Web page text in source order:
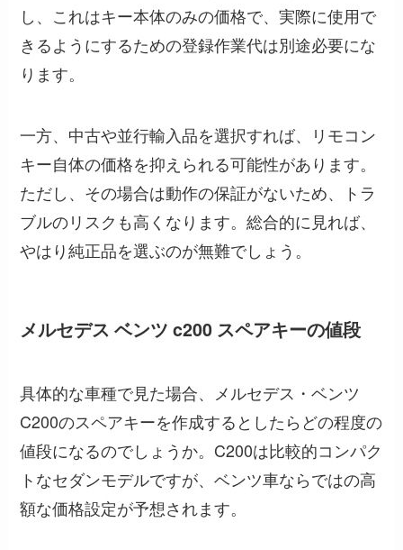
し、これはキー本体のみの価格で、実際に使用で
きるようにするための登録作業代は別途必要にな
ります。
一方、中古や並行輸入品を選択すれば、リモコン
キー自体の価格を抑えられる可能性があります。
ただし、その場合は動作の保証がないため、トラ
ブルのリスクも高くなります。総合的に見れば、
やはり純正品を選ぶのが無難でしょう。
メルセデス ベンツ c200 スペアキーの値段
具体的な車種で見た場合、メルセデス・ベンツ
C200のスペアキーを作成するとしたらどの程度の
値段になるのでしょうか。C200は比較的コンパク
トなセダンモデルですが、ベンツ車ならではの高
額な価格設定が予想されます。